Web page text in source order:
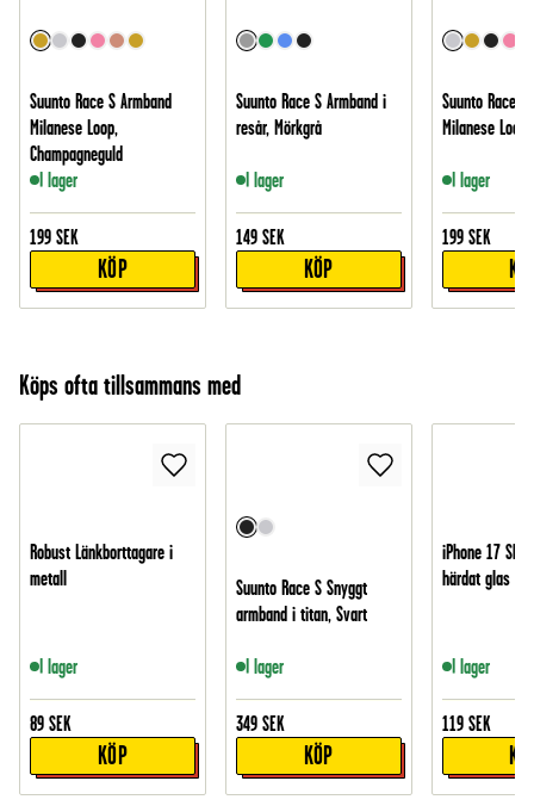
Suunto Race S Armband
Milanese Loop,
Champagneguld
I lager
199 SEK
KÖP
Suunto Race S Armband i
resår, Mörkgrå
I lager
149 SEK
KÖP
Suunto Race S
Milanese
I lager
199 SEK
Köps ofta tillsammans med
Robust Länkborttagare i
metall
I lager
89 SEK
KÖP
Suunto Race S Snyggt
armband i titan, Svart
I lager
349 SEK
KÖP
iPhone 17
härdat glas
I lager
119 SEK